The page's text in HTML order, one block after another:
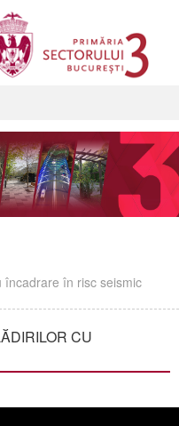
în risc seismic
CU